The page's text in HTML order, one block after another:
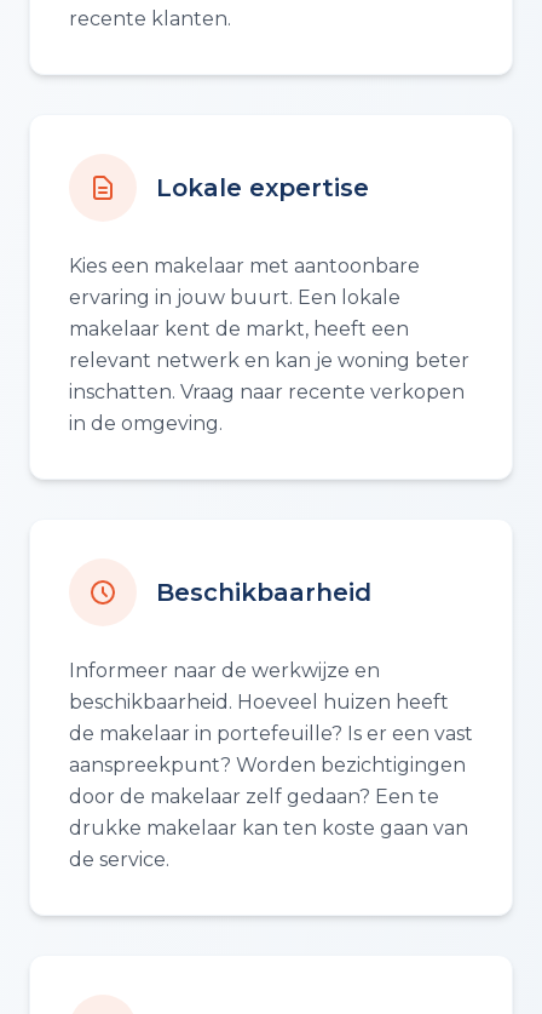
recente klanten.
Lokale expertise
Kies een makelaar met aantoonbare
ervaring in jouw buurt. Een lokale
makelaar kent de markt, heeft een
relevant netwerk en kan je woning beter
inschatten. Vraag naar recente verkopen
in de omgeving.
Beschikbaarheid
Informeer naar de werkwijze en
beschikbaarheid. Hoeveel huizen heeft
de makelaar in portefeuille? Is er een vast
aanspreekpunt? Worden bezichtigingen
door de makelaar zelf gedaan? Een te
drukke makelaar kan ten koste gaan van
de service.